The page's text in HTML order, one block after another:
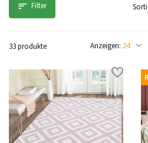
Filter
33 produkte Anzeigen: